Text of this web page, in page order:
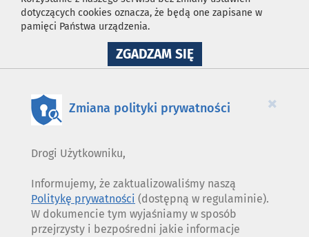
dotyczących cookies oznacza, że będą one zapisane w
pamięci Państwa urządzenia.
ZGADZAM SIĘNA
WYKORZYSTANIE
×
Zmiana polityki prywatności
Drogi Użytkowniku,
Informujemy, że zaktualizowaliśmy naszą
Politykę prywatności (dostępną w regulaminie).
W dokumencie tym wyjaśniamy w sposób
przejrzysty i bezpośredni jakie informacje